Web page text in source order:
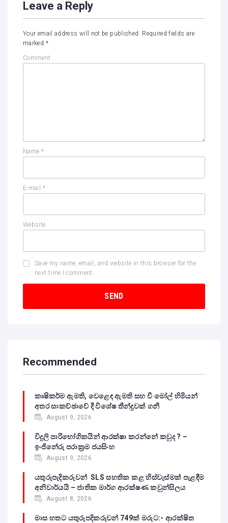
Leave a Reply
Your email address will not be published. Required fields are
marked *
Comment
Name *
E-mail *
Website
Save my name, email, and website in this browser for the
next time I comment.
Recommended
කෘෂිකර්ම ඇමති, වෙළෙඳ ඇමති සහ වී මෝල් හිමියන්
අතර සාකච්ඡාවේ දී විශේෂ තීන්දුවක් ගනී
August 9, 2026
විදුලි පාරිභෝගිකයින් ආරක්ෂා කරන්නේ කවුද ? –
ඉංජිනේරු පරාක්‍රම ජයසිංහ
August 9, 2026
යතුරුපැදිකරුවන් SLS සහතික කළ හිස්වැස්මක් පැළඳීම
අනිවාර්යයි – ජාතික මාර්ග ආරක්ෂණ කවුන්සිලය
August 8, 2026
මාස හතට යතුරුපදිකරුවන් 749ක් මරුට:- ආරක්ෂිත